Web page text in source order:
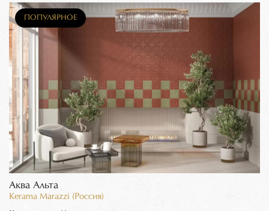
ПОПУЛЯРНОЕ
Аква Альта
Kerama Marazzi (Россия)